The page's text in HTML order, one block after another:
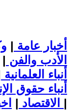
أخبار عامة |
الأدب والفن |
أنباء العلمانية
أنباء حقوق
الاقتصاد | |